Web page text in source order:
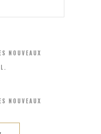
NOUVEAUX
NOUVEAUX